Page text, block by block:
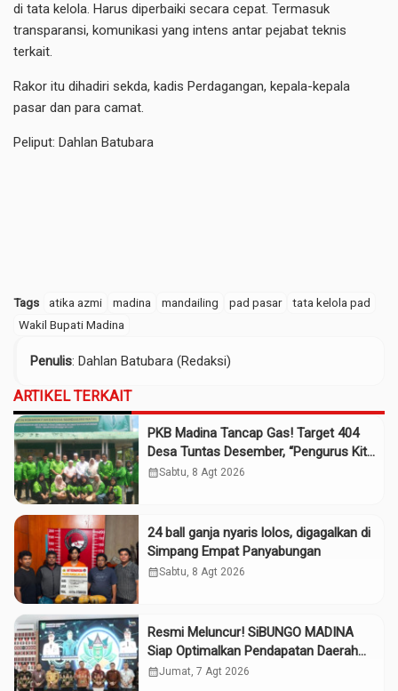
di tata kelola. Harus diperbaiki secara cepat. Termasuk
transparansi, komunikasi yang intens antar pejabat teknis
terkait.
Rakor itu dihadiri sekda, kadis Perdagangan, kepala-kepala
pasar dan para camat.
Peliput: Dahlan Batubara
Tags atika azmi madina mandailing pad pasar
tata kelola pad
Wakil Bupati Madina
Penulis: Dahlan Batubara (Redaksi)
ARTIKEL TERKAIT
PKB Madina Tancap Gas! Target 404
Desa Tuntas Desember, “Pengurus Kita
Adalah Tokoh”
calendar_monthSabtu, 8 Agt 2026
24 ball ganja nyaris lolos, digagalkan di
Simpang Empat Panyabungan
calendar_monthSabtu, 8 Agt 2026
Resmi Meluncur! SiBUNGO MADINA
Siap Optimalkan Pendapatan Daerah
Madina
calendar_monthJumat, 7 Agt 2026